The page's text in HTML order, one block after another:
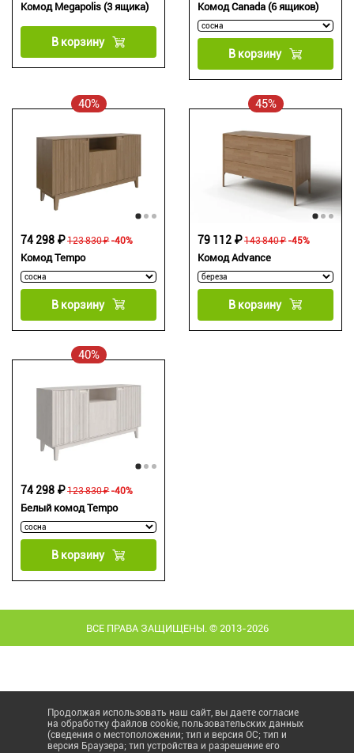
Комод Megapolis (3 ящика)
В корзину
Комод Canada (6 ящиков)
В корзину
40%
Комод Tempo
123 830 ₽
74 298 ₽ -40%
В корзину
45%
Комод Advance
143 840 ₽
79 112 ₽ -45%
В корзину
40%
Белый комод Tempo
123 830 ₽
74 298 ₽ -40%
В корзину
ВСЕ ПРАВА ЗАЩИЩЕНЫ. © 2013-2026
Продолжая использовать наш сайт, вы даете согласие
на обработку файлов cookie, пользовательских данных
(сведения о местоположении; тип и версия ОС; тип и
версия Браузера; тип устройства и разрешение его